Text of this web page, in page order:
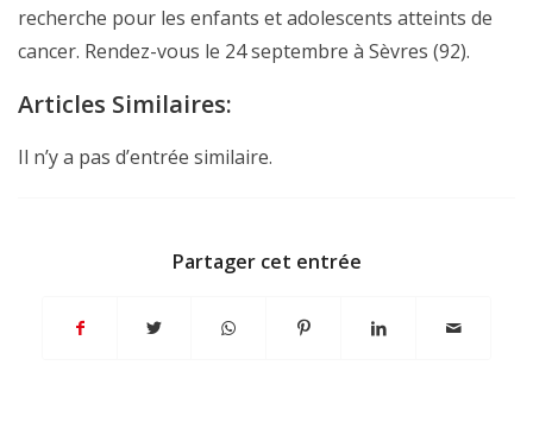
recherche pour les enfants et adolescents atteints de
cancer. Rendez-vous le 24 septembre à Sèvres (92).
Articles Similaires:
Il n’y a pas d’entrée similaire.
Partager cet entrée